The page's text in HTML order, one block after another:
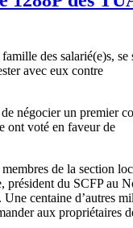
des salarié(e)s, se
avec eux contre
négocier un premier
ont voté en faveur de
de la section
du SCFP au
centaine d’autres
aux propriétaires